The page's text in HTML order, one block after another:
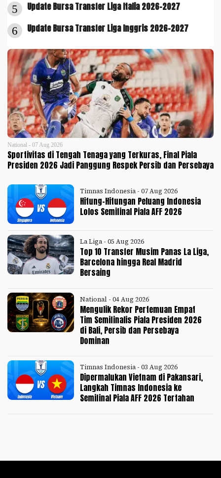
5 Update Bursa Transfer Liga Italia 2026-2027
6 Update Bursa Transfer Liga Inggris 2026-2027
National - 07 Aug 2026
Sportivitas di Tengah Tenaga yang Terkuras, Final Piala
Presiden 2026 Jadi Panggung Respek Persib dan Persebaya
Timnas Indonesia - 07 Aug 2026
Hitung-Hitungan Peluang Indonesia
Lolos Semifinal Piala AFF 2026
La Liga - 05 Aug 2026
Top 10 Transfer Musim Panas La Liga,
Barcelona hingga Real Madrid
Bersaing
National - 04 Aug 2026
Mengulik Rekor Pertemuan Empat
Tim Semifinalis Piala Presiden 2026
di Bali, Persib dan Persebaya
Dominan
Timnas Indonesia - 03 Aug 2026
Dipermalukan Vietnam di Pakansari,
Langkah Timnas Indonesia ke
Semifinal Piala AFF 2026 Tertahan